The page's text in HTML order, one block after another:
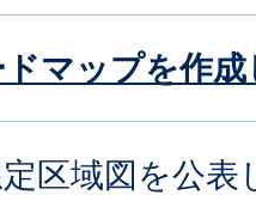
マップを作
区域図を公表